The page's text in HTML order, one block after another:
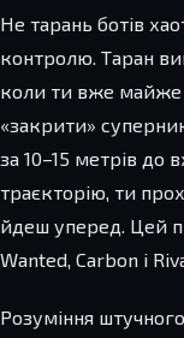
Не тарань ботів
контролю. Таран
коли ти вже майже
«закрити»
за 10–15 метрів до
траєкторію, ти
йдеш уперед. Цей
Wanted, Carbon і
Розуміння